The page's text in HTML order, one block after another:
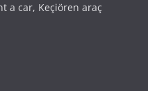
a car, Keçiören araç